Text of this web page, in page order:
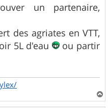
un partenaire,
des agriates en VTT,
5L d'eau
ou partir
a